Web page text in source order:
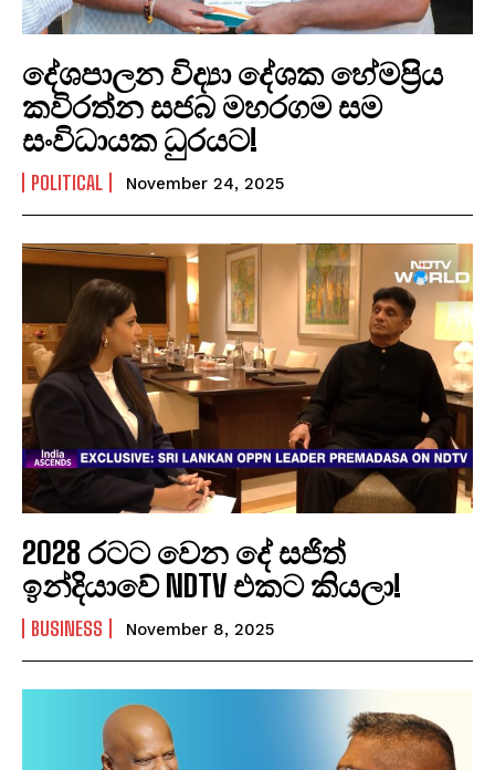
දේශපාලන විද්‍යා දේශක හේමප්‍රිය
කවිරත්න සජබ මහරගම සම
සංවිධායක ධුරයට!
POLITICAL November 24, 2025
2028 රටට වෙන දේ සජිත්
ඉන්දියාවේ NDTV එකට කියලා!
BUSINESS November 8, 2025